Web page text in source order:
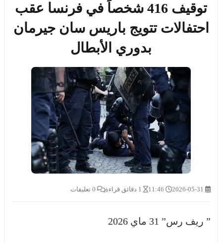
توقيف 416 شخصاً في فرنسا عقب
احتفالات تتويج باريس سان جيرمان
بدوري الأبطال
” ريف رس” 31 ماي 2026